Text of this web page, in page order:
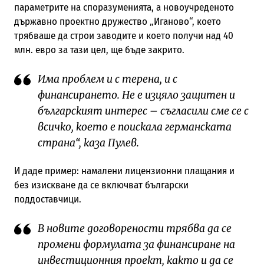
параметрите на споразуменията, а новоучреденото
държавно проектно дружество „Иганово“, което
трябваше да строи заводите и което получи над 40
млн. евро за тази цел, ще бъде закрито.
Има проблем и с терена, и с
финансирането. Не е изцяло защитен и
българският интерес – съгласили сме се с
всичко, което е поискала германската
страна“, каза Пулев.
И даде пример: намалени лицензионни плащания и
без изискване да се включват български
поддоставчици.
В новите договорености трябва да се
промени формулата за финансиране на
инвестиционния проект, както и да се